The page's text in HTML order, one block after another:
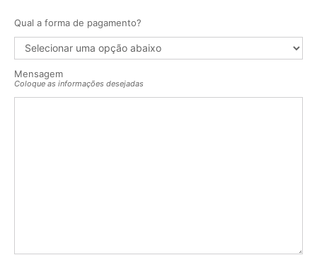
Qual a forma de pagamento?
Mensagem
Coloque as informações desejadas